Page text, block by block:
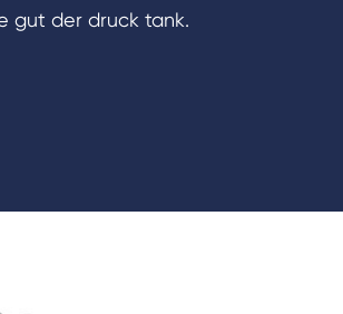
gut der druck tank.